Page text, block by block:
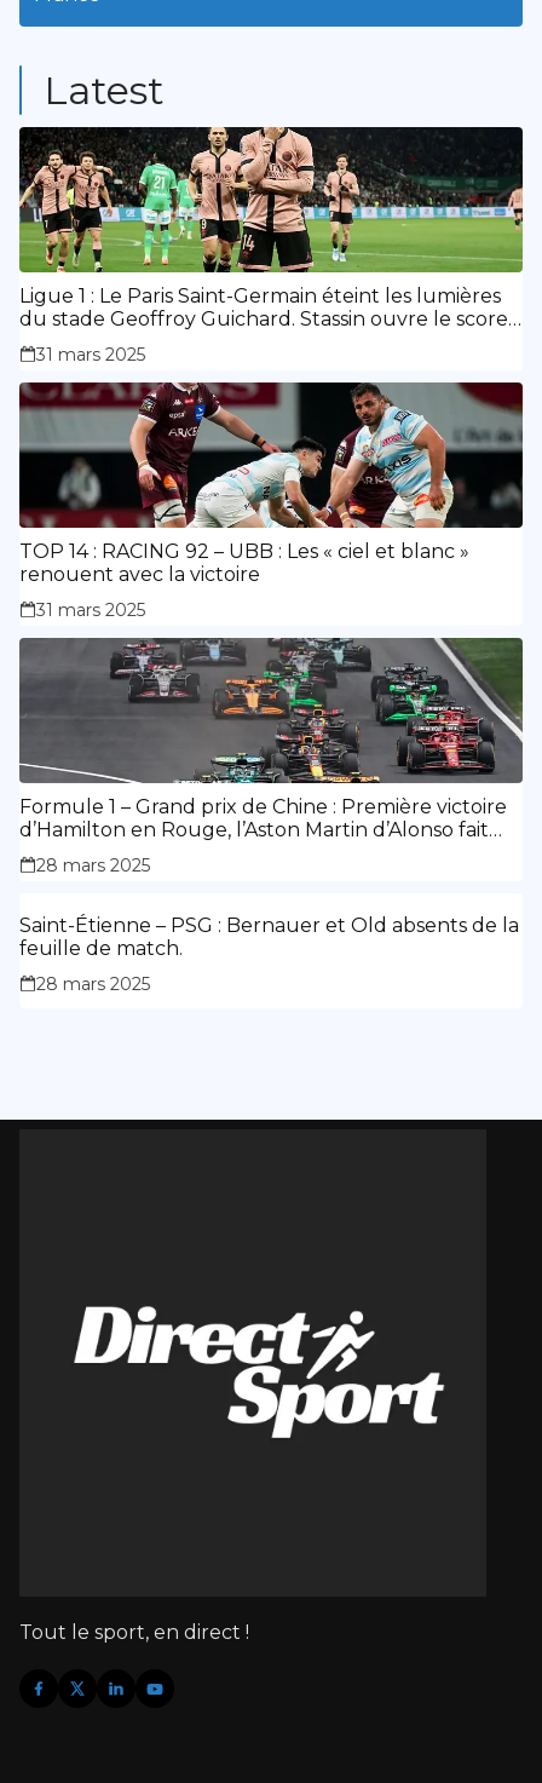
Latest
Ligue 1 : Le Paris Saint-Germain éteint les lumières
du stade Geoffroy Guichard. Stassin ouvre le score,
doublé de Doué.
31 mars 2025
TOP 14 : RACING 92 – UBB : Les « ciel et blanc »
renouent avec la victoire
31 mars 2025
Formule 1 – Grand prix de Chine : Première victoire
d’Hamilton en Rouge, l’Aston Martin d’Alonso fait
des siennes.
28 mars 2025
Saint-Étienne – PSG : Bernauer et Old absents de la
feuille de match.
28 mars 2025
Tout le sport, en direct !